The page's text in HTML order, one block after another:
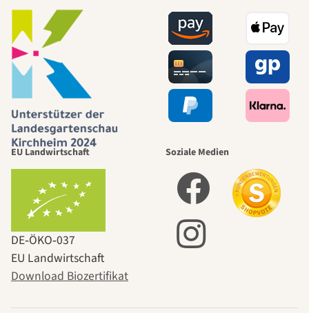
EU Landwirtschaft
DE‑ÖKO‑037
EU Landwirtschaft
Download Biozertifikat
Soziale Medien